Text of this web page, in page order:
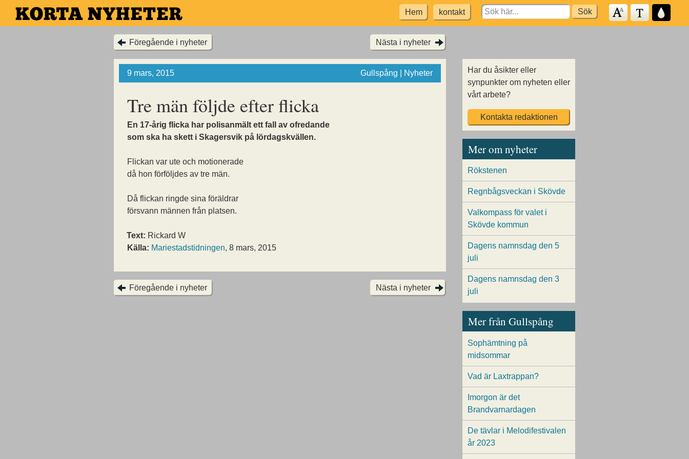
Hoppa
till
Hem kontakt
Search
for:
Föregående i nyheter Nästa i nyheter
9 mars, 2015 Gullspång | Nyheter
Tre män följde efter flicka
En 17-årig flicka har polisanmält ett fall av ofredande
som ska ha skett i Skagersvik på lördagskvällen.
Flickan var ute och motionerade
då hon förföljdes av tre män.
Då flickan ringde sina föräldrar
försvann männen från platsen.
Text: Rickard W
Källa: Mariestadstidningen, 8 mars, 2015
Föregående i nyheter Nästa i nyheter
Har du åsikter eller
synpunkter om nyheten eller
vårt arbete?
Kontakta redaktionen
Mer om nyheter
Rökstenen
Regnbågsveckan i Skövde
Valkompass för valet i
Skövde kommun
Dagens namnsdag den 5
juli
Dagens namnsdag den 3
juli
Mer från Gullspång
Sophämtning på
midsommar
Vad är Laxtrappan?
Imorgon är det
Brandvarnardagen
De tävlar i Melodifestivalen
år 2023